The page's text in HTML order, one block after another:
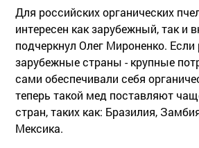
Для российских органических
интересен как зарубежный, так и
подчеркнул Олег Мироненко.
зарубежные страны - крупные
сами обеспечивали себя
теперь такой мед поставляют
стран, таких как: Бразилия,
Мексика.